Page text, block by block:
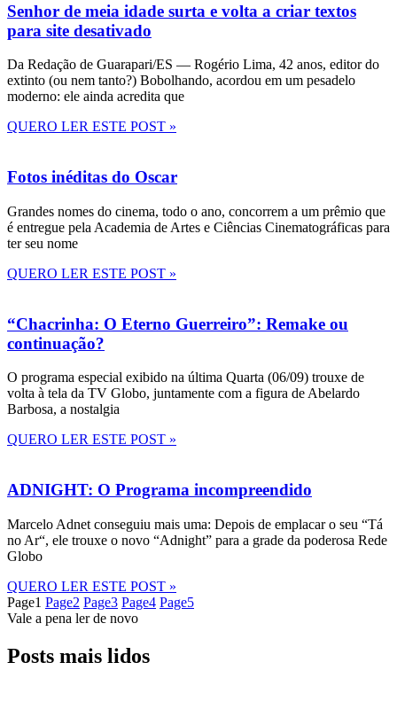
Senhor de meia idade surta e volta a criar textos
para site desativado
Da Redação de Guarapari/ES — Rogério Lima, 42 anos, editor do
extinto (ou nem tanto?) Bobolhando, acordou em um pesadelo
moderno: ele ainda acredita que
QUERO LER ESTE POST »
Fotos inéditas do Oscar
Grandes nomes do cinema, todo o ano, concorrem a um prêmio que
é entregue pela Academia de Artes e Ciências Cinematográficas para
ter seu nome
QUERO LER ESTE POST »
“Chacrinha: O Eterno Guerreiro”: Remake ou
continuação?
O programa especial exibido na última Quarta (06/09) trouxe de
volta à tela da TV Globo, juntamente com a figura de Abelardo
Barbosa, a nostalgia
QUERO LER ESTE POST »
ADNIGHT: O Programa incompreendido
Marcelo Adnet conseguiu mais uma: Depois de emplacar o seu “Tá
no Ar“, ele trouxe o novo “Adnight” para a grade da poderosa Rede
Globo
QUERO LER ESTE POST »
Page1 Page2 Page3 Page4 Page5
Vale a pena ler de novo
Posts mais lidos